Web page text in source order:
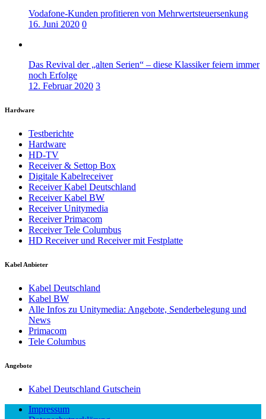
Vodafone-Kunden profitieren von Mehrwertsteuersenkung
16. Juni 2020 0
Das Revival der „alten Serien“ – diese Klassiker feiern immer
noch Erfolge
12. Februar 2020 3
Hardware
Testberichte
Hardware
HD-TV
Receiver & Settop Box
Digitale Kabelreceiver
Receiver Kabel Deutschland
Receiver Kabel BW
Receiver Unitymedia
Receiver Primacom
Receiver Tele Columbus
HD Receiver und Receiver mit Festplatte
Kabel Anbieter
Kabel Deutschland
Kabel BW
Alle Infos zu Unitymedia: Angebote, Senderbelegung und
News
Primacom
Tele Columbus
Angebote
Kabel Deutschland Gutschein
Impressum